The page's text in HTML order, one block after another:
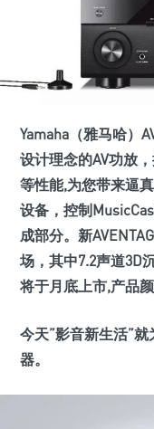
Yamaha（雅马哈）
设计理念的AV功放
等性能,为您带来逼
设备，控制
成部分。新
场，其中7.2声道3D
将于月底上市,产品颜
今天”影音新生活”就
器。